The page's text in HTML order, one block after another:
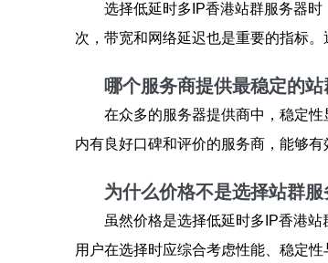
选择低延时多IP香港站群服务器
次，带宽和网络延迟也是重要的指标
哪个服务商提供最稳定的站
在众多的服务器提供商中，稳定
内有良好口碑和评价的服务商，能够有
为什么价格不是选择站群
虽然价格是选择低延时多IP香港
用户在选择时应综合考虑性能、稳定